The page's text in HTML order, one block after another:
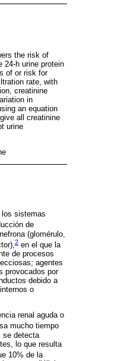
the risk of
24-h urine protein
of or risk for
rate, with
creatinine
in
an equation
all creatinine
urine
los sistemas
de
(glomérulo,
2 en el que la
de procesos
agentes
provocados por
debido a
o
renal aguda o
mucho tiempo
se detecta
lo que resulta
10% de la